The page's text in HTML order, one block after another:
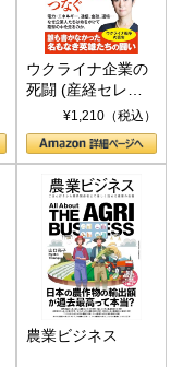
ウクライナ企業の
死闘 (産経セレク
ト S 039)¥1,210（税込）
農業ビジネス